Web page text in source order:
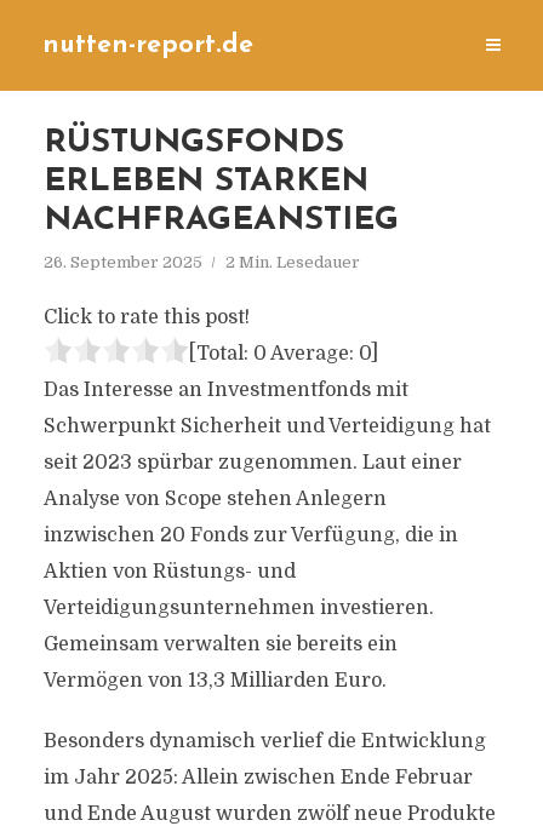
nutten-report.de
RÜSTUNGSFONDS
ERLEBEN STARKEN
NACHFRAGEANSTIEG
26. September 2025 2 Min. Lesedauer
Click to rate this post!
[Total: 0 Average: 0]
Das Interesse an Investmentfonds mit
Schwerpunkt Sicherheit und Verteidigung hat
seit 2023 spürbar zugenommen. Laut einer
Analyse von Scope stehen Anlegern
inzwischen 20 Fonds zur Verfügung, die in
Aktien von Rüstungs- und
Verteidigungsunternehmen investieren.
Gemeinsam verwalten sie bereits ein
Vermögen von 13,3 Milliarden Euro.
Besonders dynamisch verlief die Entwicklung
im Jahr 2025: Allein zwischen Ende Februar
und Ende August wurden zwölf neue Produkte